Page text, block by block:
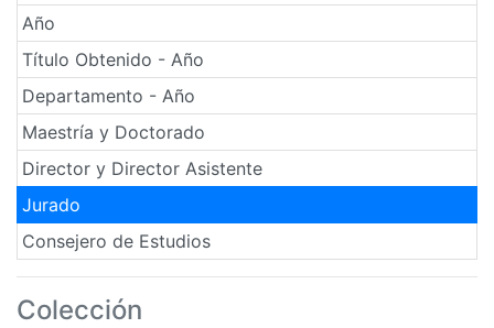
Año
Título Obtenido - Año
Departamento - Año
Maestría y Doctorado
Director y Director Asistente
Jurado
Consejero de Estudios
Colección